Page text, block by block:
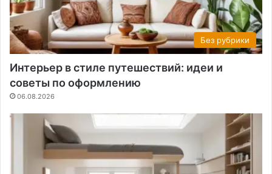
Без рубрики
Интерьер в стиле путешествий: идеи и
советы по оформлению
06.08.2026